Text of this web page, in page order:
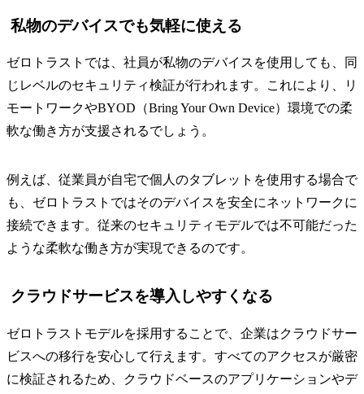
私物のデバイスでも気軽に使える
ゼロトラストでは、社員が私物のデバイスを使用しても、同
じレベルのセキュリティ検証が行われます。これにより、リ
モートワークやBYOD（Bring Your Own Device）環境での柔
軟な働き方が支援されるでしょう。
例えば、従業員が自宅で個人のタブレットを使用する場合で
も、ゼロトラストではそのデバイスを安全にネットワークに
接続できます。従来のセキュリティモデルでは不可能だった
ような柔軟な働き方が実現できるのです。
クラウドサービスを導入しやすくなる
ゼロトラストモデルを採用することで、企業はクラウドサー
ビスへの移行を安心して行えます。すべてのアクセスが厳密
に検証されるため、クラウドベースのアプリケーションやデ